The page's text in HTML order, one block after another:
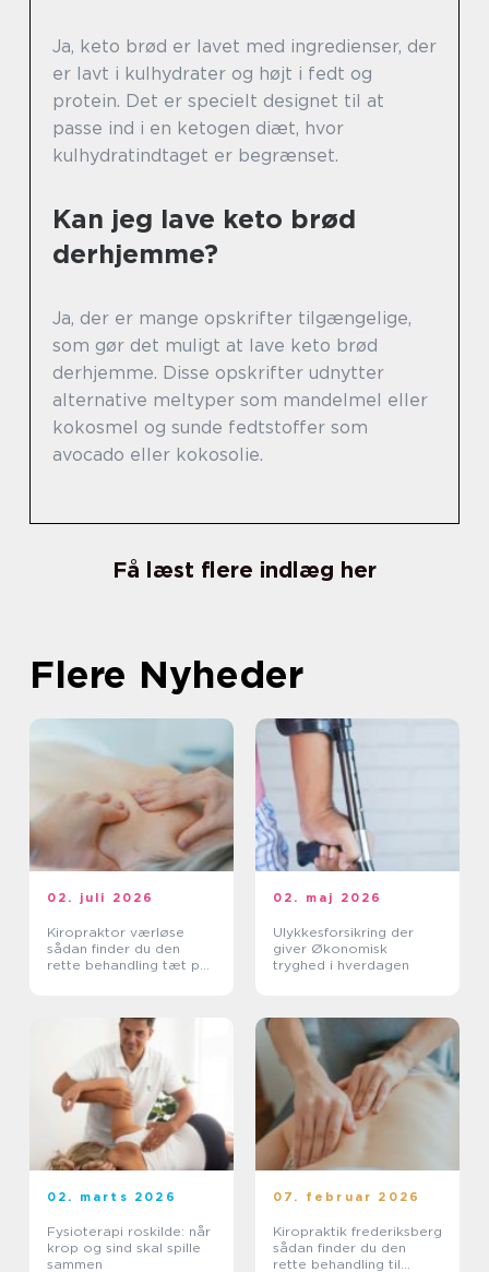
Ja, keto brød er lavet med ingredienser, der
er lavt i kulhydrater og højt i fedt og
protein. Det er specielt designet til at
passe ind i en ketogen diæt, hvor
kulhydratindtaget er begrænset.
Kan jeg lave keto brød
derhjemme?
Ja, der er mange opskrifter tilgængelige,
som gør det muligt at lave keto brød
derhjemme. Disse opskrifter udnytter
alternative meltyper som mandelmel eller
kokosmel og sunde fedtstoffer som
avocado eller kokosolie.
Få læst flere indlæg her
Flere Nyheder
02. juli 2026
Kiropraktor værløse
sådan finder du den
rette behandling tæt på
02. maj 2026
Ulykkesforsikring der
giver Økonomisk
tryghed i hverdagen
02. marts 2026
Fysioterapi roskilde: når
krop og sind skal spille
sammen
07. februar 2026
Kiropraktik frederiksberg
sådan finder du den
rette behandling til